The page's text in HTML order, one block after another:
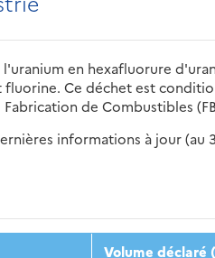
en hexafluorure
fluorine. Ce déchet est
de Combustibles
informations à jour (au
2015 2016
Volume déclaré